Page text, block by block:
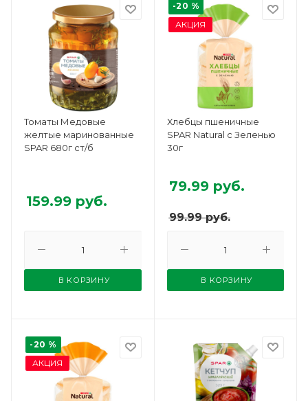
Томаты Медовые
желтые маринованные
SPAR 680г ст/б
159.99 руб.
В КОРЗИНУ
-20 %
АКЦИЯ
Хлебцы пшеничные
SPAR Natural с Зеленью
30г
99.99руб.
79.99руб.
В КОРЗИНУ
-20 %
АКЦИЯ